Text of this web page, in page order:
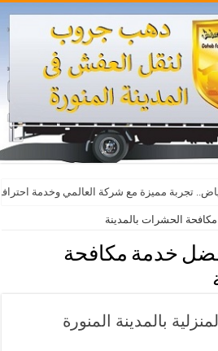
تجربة مميزة مع شركة العالمي وخدمة
الحشرات بالمدينة
خدمة مكافحة
بالمدينة المنورة